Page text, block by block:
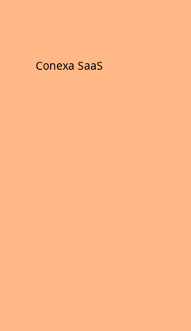
Conexa SaaS